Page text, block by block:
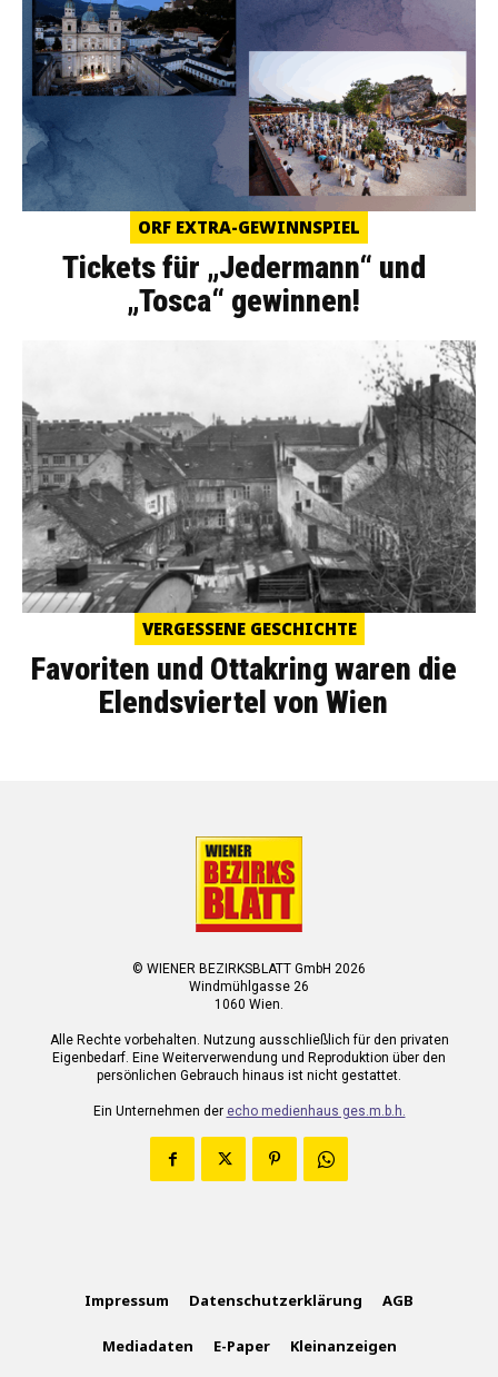
ORF EXTRA-GEWINNSPIEL
Tickets für „Jedermann“ und
„Tosca“ gewinnen!
VERGESSENE GESCHICHTE
Favoriten und Ottakring waren die
Elendsviertel von Wien
© WIENER BEZIRKSBLATT GmbH 2026
Windmühlgasse 26
1060 Wien.
Alle Rechte vorbehalten. Nutzung ausschließlich für den privaten
Eigenbedarf. Eine Weiterverwendung und Reproduktion über den
persönlichen Gebrauch hinaus ist nicht gestattet.
Ein Unternehmen der echo medienhaus ges.m.b.h.
Impressum Datenschutzerklärung AGB
Mediadaten E-Paper Kleinanzeigen